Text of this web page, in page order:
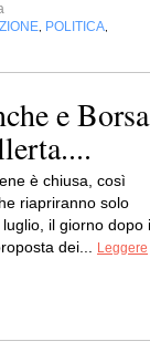
POLITICA
e Borsa
è chiusa, così
riapriranno solo
il giorno dopo
dei...
Leggere